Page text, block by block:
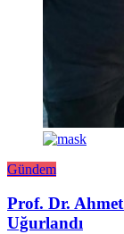
Gündem
Prof. Dr.
Uğurlandı